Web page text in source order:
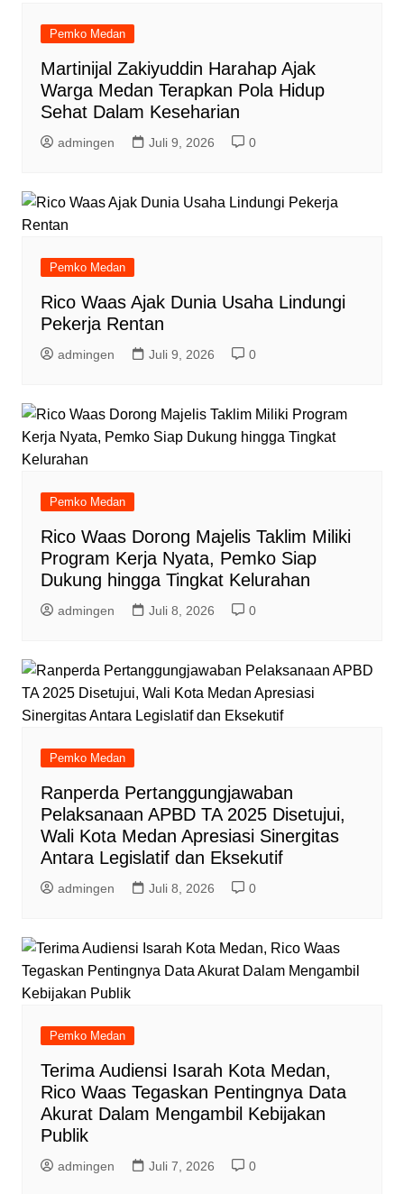
Pemko Medan
Martinijal Zakiyuddin Harahap Ajak
Warga Medan Terapkan Pola Hidup
Sehat Dalam Keseharian
admingen Juli 9, 2026 0
Pemko Medan
Rico Waas Ajak Dunia Usaha Lindungi
Pekerja Rentan
admingen Juli 9, 2026 0
Pemko Medan
Rico Waas Dorong Majelis Taklim Miliki
Program Kerja Nyata, Pemko Siap
Dukung hingga Tingkat Kelurahan
admingen Juli 8, 2026 0
Pemko Medan
Ranperda Pertanggungjawaban
Pelaksanaan APBD TA 2025 Disetujui,
Wali Kota Medan Apresiasi Sinergitas
Antara Legislatif dan Eksekutif
admingen Juli 8, 2026 0
Pemko Medan
Terima Audiensi Isarah Kota Medan,
Rico Waas Tegaskan Pentingnya Data
Akurat Dalam Mengambil Kebijakan
Publik
admingen Juli 7, 2026 0